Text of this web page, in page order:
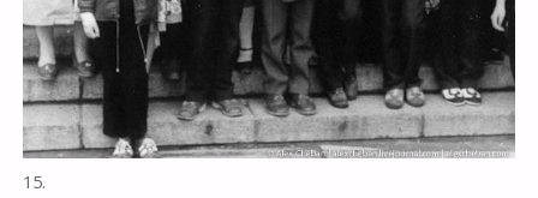
15.